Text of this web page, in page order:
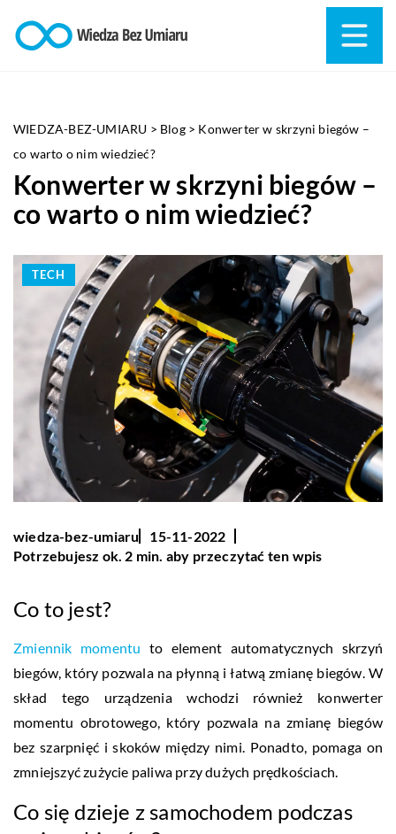
WIEDZA-BEZ-UMIARU > Blog> Konwerter w skrzyni biegów –
co warto o nim wiedzieć?
Konwerter w skrzyni biegów –
co warto o nim wiedzieć?
TECH
wiedza-bez-umiaru
15-11-2022
Potrzebujesz ok. 2 min. aby przeczytać ten wpis
Co to jest?
Zmiennik momentu to element automatycznych skrzyń
biegów, który pozwala na płynną i łatwą zmianę biegów. W
skład tego urządzenia wchodzi również konwerter
momentu obrotowego, który pozwala na zmianę biegów
bez szarpnięć i skoków między nimi. Ponadto, pomaga on
zmniejszyć zużycie paliwa przy dużych prędkościach.
Co się dzieje z samochodem podczas